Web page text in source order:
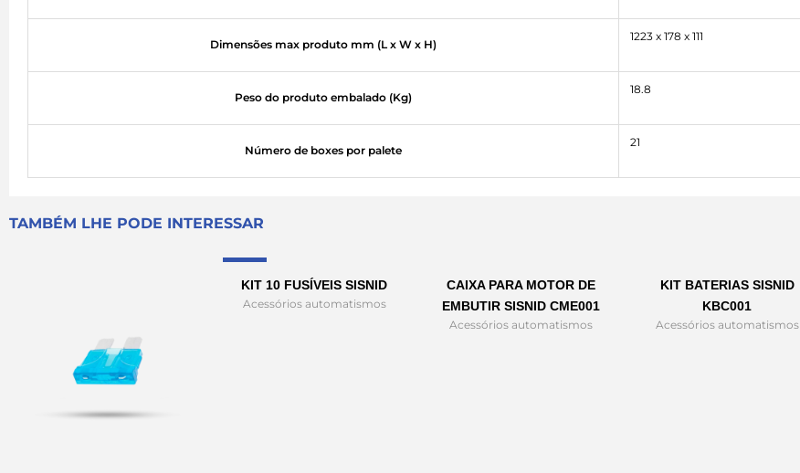
Dimensões max produto mm (L x W x H)
1223 x 178 x 111
Peso do produto embalado (Kg)
18.8
Número de boxes por palete
21
TAMBÉM LHE PODE INTERESSAR
KIT 10 FUSÍVEIS SISNID
Acessórios automatismos
CAIXA PARA MOTOR DE
EMBUTIR SISNID CME001
Acessórios automatismos
KIT BATERIAS SISNID
KBC001
Acessórios automatismos